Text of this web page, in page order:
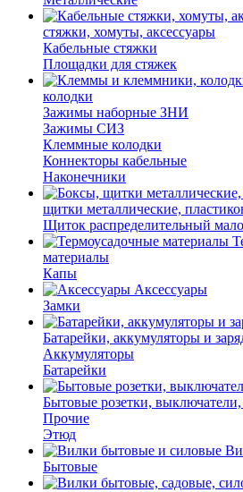
стяжки, хомуты, аксессуары
Кабельные стяжки
Площадки для стяжек
колодки
Зажимы наборные ЗНИ
Зажимы СИЗ
Клеммные колодки
Коннекторы кабельные
Наконечники
щитки металлические,
Щиток распределительный
материалы
Капы
Аксессуары
Замки
Батарейки, аккумуляторы и
Аккумуляторы
Батарейки
Бытовые розетки,
Прочие
Этюд
Бытовые